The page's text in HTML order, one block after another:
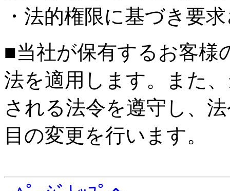
・法的権限に基づき要
■当社が保有するお客様
法を適用します。また
される法令を遵守し、
目の変更を行います。